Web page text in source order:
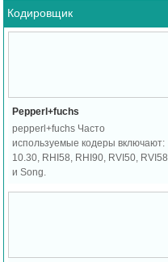
6000 мм.
Кодировщик
Pepperl+fuchs
pepperl+fuchs Часто
используемые кодеры включают:
10.30, RHI58, RHI90, RVI50, RVI58
и Song.